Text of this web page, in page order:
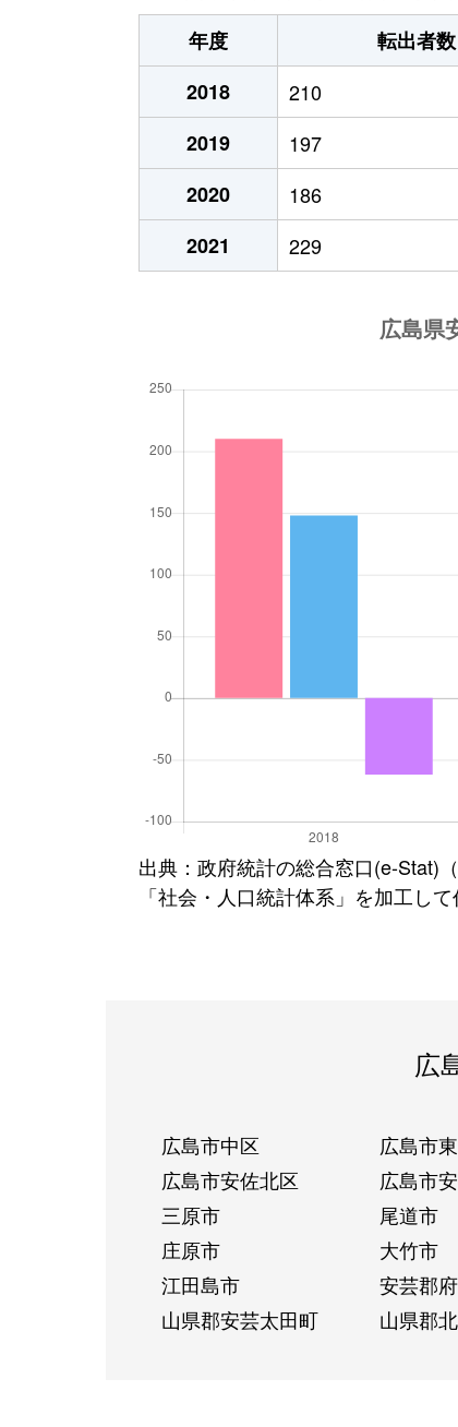
年度
転出者数
2018
210
2019
197
2020
186
2021
229
出典：政府統計の総合窓口(e-Stat)（
「社会・人口統計体系」を加工し
広
広島市中区 広島市
広島市安佐北区
広島市
三原市
尾道市
庄原市
大竹市
江田島市
安芸郡
山県郡安芸太田町
山県郡